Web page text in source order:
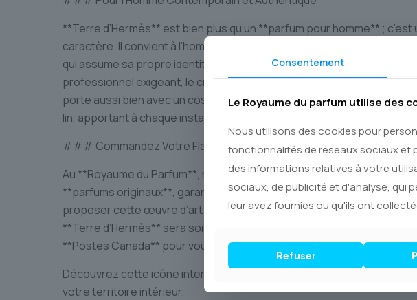
**Terre d’Hermès** est bien plus qu’un **parfum pour homme** ;
caractère. Il convient à l’homme qui ne cherche pas à se cacher
qui assume sa propre identité, complexe et raffinée. C’est la fragrance
professionnel exigeant, le créateur inspiré ou l’esprit libre en quête
porte aussi bien avec un costume taillé sur mesure qu’avec un jeans et
lin, apportant à chaque instant une touche d’élégance discrète et de
### Commandez Votre Flacon Emblématique
Au **Royaume du Parfum**, nous nous engageons à vous offrir
**parfums originaux**, garantis dans leur parfaite intégrité. Nous
proposer cette œuvre d’art olfactive à nos clients au **Canada**.
**Terre d’Hermès** sera soigneusement emballé et expédié avec le
**Postes Canada** pour vous parvenir en toute sécurité, directement
Découvrez cette icône intemporelle. Laissez **Terre d’Hermès**
votre territoire intérieur.
Consentement
Le Royaume du parfum utilise des
Nous utilisons des cookies pour
fonctionnalités de réseaux sociaux et
des informations relatives à votre
sociaux, de publicité et d'analyse, qui
leur avez fournies ou qu'ils ont
Refuser